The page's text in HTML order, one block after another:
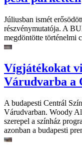
Júliusban ismét
részvénymutatója. A
megdöntötte történelmi
Vígjátékokat
Várudvarba a
A budapesti Centrál
Várudvarban. Woody
szerepel a színház
azonban a budapesti